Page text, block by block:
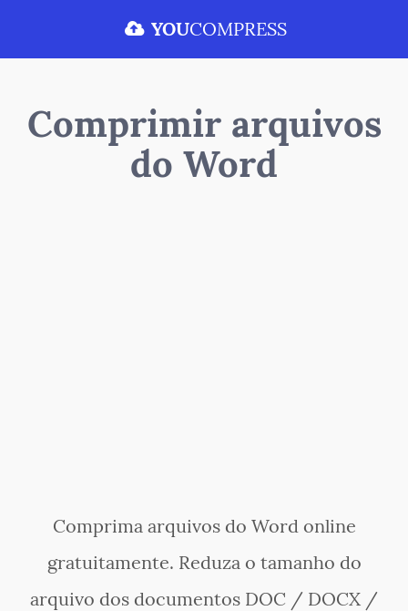
YOUCOMPRESS
Comprimir arquivos
do Word
Comprima arquivos do Word online
gratuitamente. Reduza o tamanho do
arquivo dos documentos DOC / DOCX /